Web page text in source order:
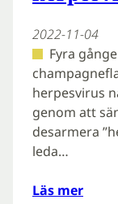
2022-11-04
Fyra
herpesvirus
genom att
desarmera
leda…
Läs mer